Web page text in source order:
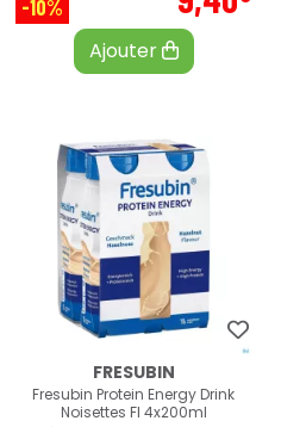
-10%
Ajouter
FRESUBIN
Fresubin Protein Energy Drink
Noisettes Fl 4x200ml